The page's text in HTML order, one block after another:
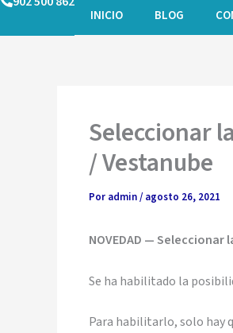
Ir
INICIO BLOG
Seleccionar
/ Vestanube
Por admin/ agosto 26, 2021
NOVEDAD —
Se ha habilitado la
Para habilitarlo, solo hay